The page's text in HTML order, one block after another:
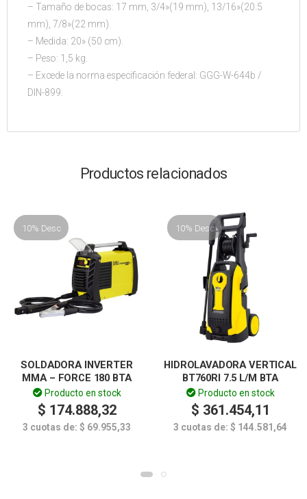
– Tamaño de bocas: 17 mm, 3/4»(19 mm), 13/16»(20.5
mm), 7/8»(22 mm).
– Medida: 20» (50 cm).
– Peso: 1,5 kg.
– Excede la norma especificación federal: GGG-W-644b /
DIN-899.
Productos relacionados
10% Desc
SOLDADORA INVERTER
MMA – FORCE 180 BTA
Producto en stock
$ 174.888,32
3 cuotas de: $ 69.955,33
10% Desc
HIDROLAVADORA VERTICAL
BT760RI 7.5 L/M BTA
Producto en stock
$ 361.454,11
3 cuotas de: $ 144.581,64